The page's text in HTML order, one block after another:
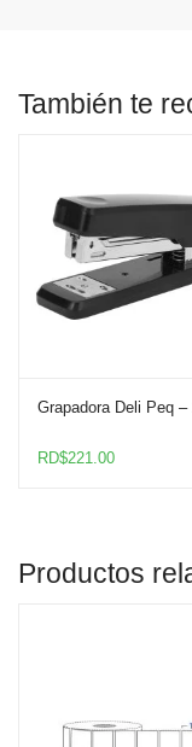
También te
Grapadora Deli Peq –
RD$221.00
Productos